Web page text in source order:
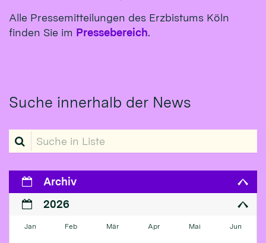
Alle Pressemitteilungen des Erzbistums Köln
finden Sie im Pressebereich.
Suche innerhalb der News
Suche in Liste
Archiv
2026
Jan Feb Mär Apr Mai Jun